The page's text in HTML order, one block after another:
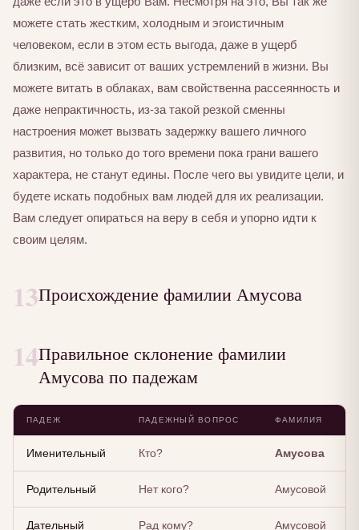
можете стать жестким, холодным и эгоистичным
человеком, если в этом есть выгода, даже в ущерб
близким, всё зависит от ваших устремлений в жизни. Вы
можете витать в облаках, вам свойственна рассеянность и
даже непрактичность, из-за такой резкой сменны
настроения может вызвать задержку вашего личного
развития, но только до того времени пока грани вашего
характера, не станут едины. После чего вы увидите цели, и
будете искать подобных вам людей для их реализации.
Вам следует опираться на веру в себя и упорно идти к
своим целям.
13Происхождение фамилии Амусова
14Правильное склонение фамилии
Амусова по падежам
ПАДЕЖ ПАДЕЖНЫЙ ВОПРОС ФАМИЛИЯ
Именительный Кто? Амусова
Родительный Нет кого? Амусовой
Дательный Рад кому? Амусовой